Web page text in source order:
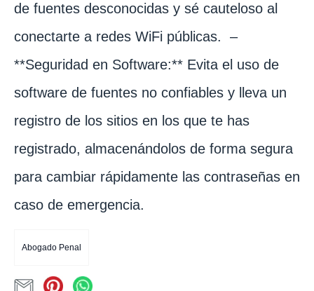
de fuentes desconocidas y sé cauteloso al
conectarte a redes WiFi públicas. –
**Seguridad en Software:** Evita el uso de
software de fuentes no confiables y lleva un
registro de los sitios en los que te has
registrado, almacenándolos de forma segura
para cambiar rápidamente las contraseñas en
caso de emergencia.
Abogado Penal